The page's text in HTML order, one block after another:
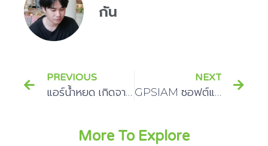
กัน
PREVIOUS
แอร์น้ำหยด เกิดจากอะไร พร้อมวิธีแก้ปัญหาแอร์น้ำหยด แก้ได้ใน 5 นาที ด้วยวิธีง่ายๆ
NEXT
GPSIAM ซอฟต์แวร์ติดตาม GPS สำหรับธุรกิจของคุณ
More To Explore